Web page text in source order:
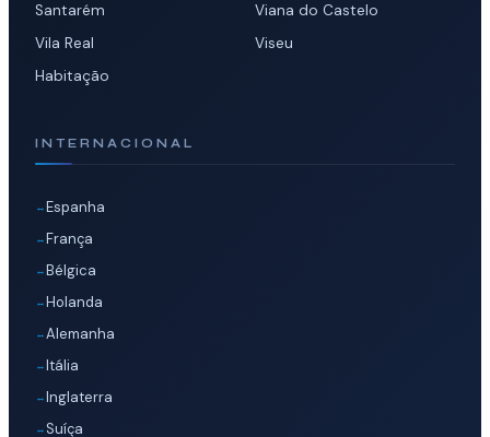
Santarém
Viana do Castelo
Vila Real
Viseu
Habitação
INTERNACIONAL
Espanha
França
Bélgica
Holanda
Alemanha
Itália
Inglaterra
Suíça